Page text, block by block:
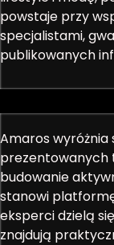
powstaje przy
specjalistami,
publikowanych
Amaros
prezentowanych
budowanie
stanowi
eksperci dzielą
znajdują